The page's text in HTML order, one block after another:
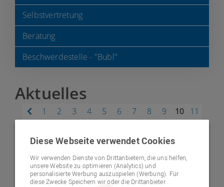
Selbstvertretung
Beratung
Beschwerdestelle - "Bubl"
Aktuelles
1 2 3 4 5 6 7 8 9 10 11
24 25 26 27 28 29 30 31 32 33 34
36
37 38 39 40 41 42 43 44 45 46
48 49 50 51 52 53 54 55 56 57 58
Diese Webseite verwendet Cookies
Wir verwenden Dienste von Drittanbietern, die uns helfen,
unsere Website zu optimieren (Analytics) und
personalisierte Werbung auszuspielen (Werbung). Für
diese Zwecke Speichern wir oder die Drittanbieter